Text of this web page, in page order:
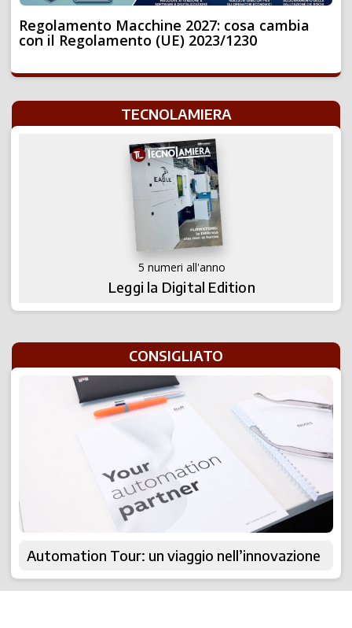
Regolamento Macchine 2027: cosa cambia
con il Regolamento (UE) 2023/1230
TECNOLAMIERA
5 numeri all'anno
Leggi la Digital Edition
CONSIGLIATO
Automation Tour: un viaggio nell’innovazione